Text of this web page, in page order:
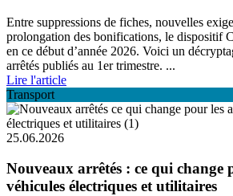
Entre suppressions de fiches, nouvelles
prolongation des bonifications, le dispositif
en ce début d’année 2026. Voici un
arrêtés publiés au 1er trimestre. ...
Lire l'article
Transport
25.06.2026
Nouveaux arrêtés : ce qui change
véhicules électriques et utilitaires